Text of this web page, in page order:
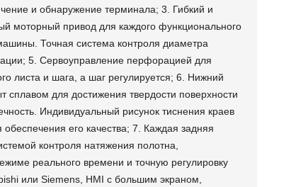
и обнаружение терминала; 3. Гибкий и
моторный привод для каждого функционального
Точная система контроля диаметра
5. Сервоуправление перфорацией для
листа и шага, а шаг регулируется; 6. Нижний
сплавом для достижения твердости поверхности
Индивидуальный рисунок тиснения краев
его качества; 7. Каждая задняя
контроля натяжения полотна,
реального времени и точную регулировку
или Siemens, HMI с большим экраном,